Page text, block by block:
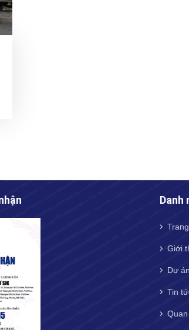
Danh
Giới
Dự án
Tin